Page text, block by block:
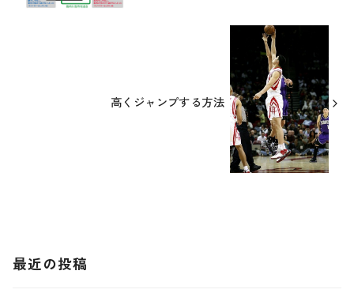
高くジャンプする方法
最近の投稿